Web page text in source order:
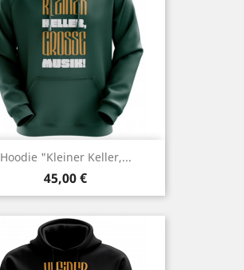
Hoodie "Kleiner Keller,...
Preis
45,00 €